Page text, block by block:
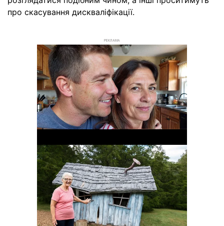
про скасування дискваліфікації.
РЕКЛАМА